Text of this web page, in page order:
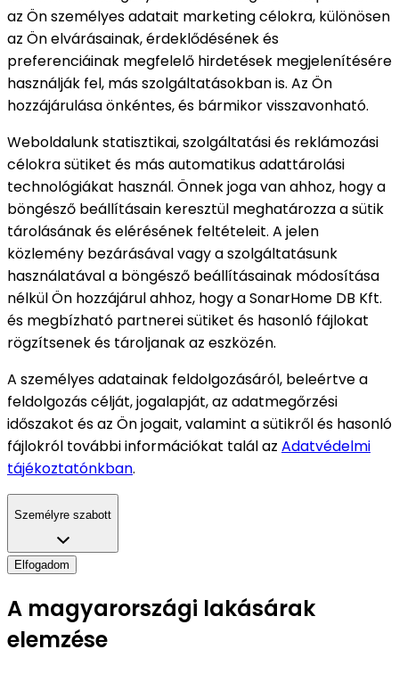
az Ön személyes adatait marketing célokra, különösen
az Ön elvárásainak, érdeklődésének és
preferenciáinak megfelelő hirdetések megjelenítésére
használják fel, más szolgáltatásokban is. Az Ön
hozzájárulása önkéntes, és bármikor visszavonható.
Weboldalunk statisztikai, szolgáltatási és reklámozási
célokra sütiket és más automatikus adattárolási
technológiákat használ. Önnek joga van ahhoz, hogy a
böngésző beállításain keresztül meghatározza a sütik
tárolásának és elérésének feltételeit. A jelen
közlemény bezárásával vagy a szolgáltatásunk
használatával a böngésző beállításainak módosítása
nélkül Ön hozzájárul ahhoz, hogy a SonarHome DB Kft.
és megbízható partnerei sütiket és hasonló fájlokat
rögzítsenek és tároljanak az eszközén.
A személyes adatainak feldolgozásáról, beleértve a
feldolgozás célját, jogalapját, az adatmegőrzési
időszakot és az Ön jogait, valamint a sütikről és hasonló
fájlokról további információkat talál az Adatvédelmi
tájékoztatónkban.
Személyre szabott
Elfogadom
A magyarországi lakásárak
elemzése